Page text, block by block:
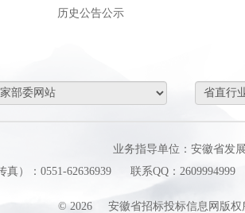
历史公告公示
业务指导单位：安徽省发
真）：0551-62636939
联系QQ：2609994999
© 2026 安徽省招标投标信息网版